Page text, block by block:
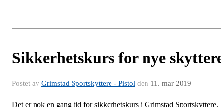
Sikkerhetskurs for nye
Postet av Grimstad Sportskyttere - Pistol den 11. mar 2019
Det er nok en gang tid for sikkerhetskurs i Grimstad Sportskyttere.